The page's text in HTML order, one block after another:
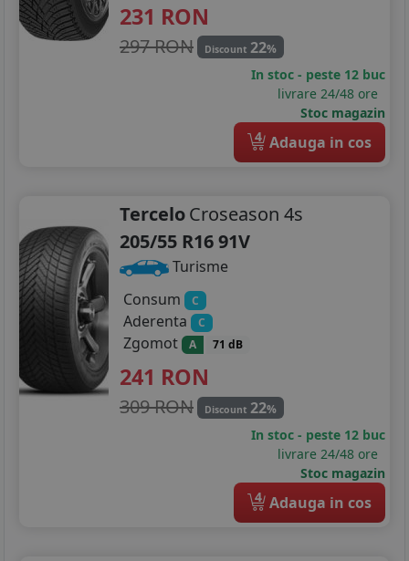
231 RON
297 RON Discount 22%
In stoc - peste 12 buc
livrare 24/48 ore
Stoc magazin
4 Adauga in cos
TerceloCroseason 4s
205/55 R16 91V
Turisme
Consum
C
Aderenta C
Zgomot A 71 dB
241 RON
309 RON Discount 22%
In stoc - peste 12 buc
livrare 24/48 ore
Stoc magazin
4 Adauga in cos